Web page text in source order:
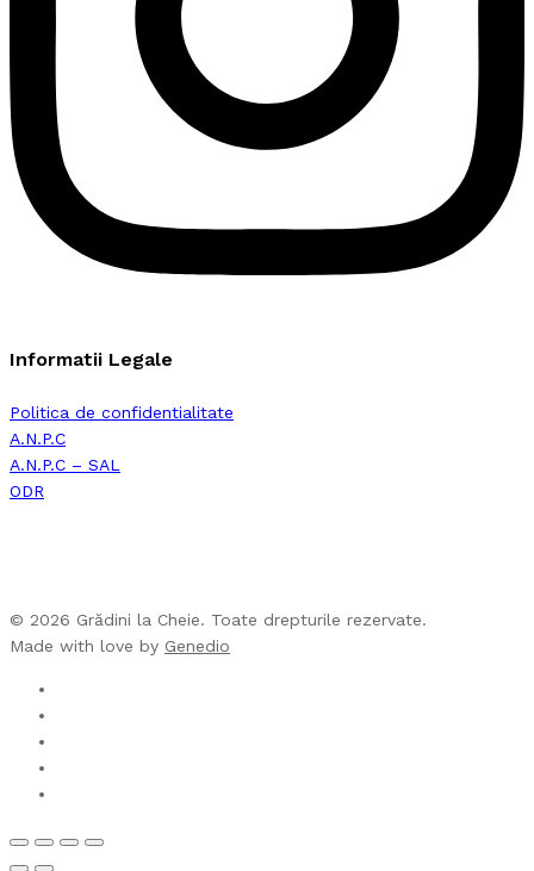
Informatii Legale
Politica de confidentialitate
A.N.P.C
A.N.P.C – SAL
ODR
© 2026 Grădini la Cheie. Toate drepturile rezervate.
Made with love by Genedio